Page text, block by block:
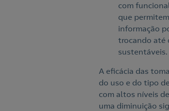
com
que
informação
trocando até
sustentáveis.
A eficácia das
do uso e do tipo
com altos níveis
uma diminuição